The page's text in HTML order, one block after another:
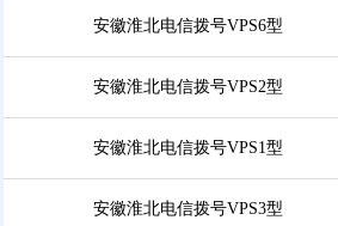
安徽淮北电信拨号VPS6型
安徽淮北电信拨号VPS2型
安徽淮北电信拨号VPS1型
安徽淮北电信拨号VPS3型